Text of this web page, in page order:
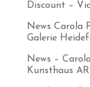
Discount –
News Carola
Galerie
News –
Kunsthaus